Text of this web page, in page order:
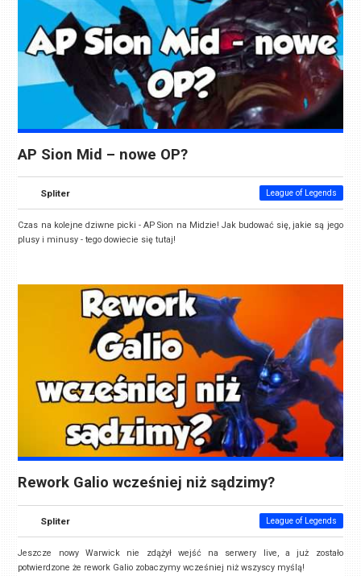
AP Sion Mid – nowe OP?
Spliter League of Legends
Czas na kolejne dziwne picki - AP Sion na Midzie! Jak budować się, jakie są jego
plusy i minusy - tego dowiecie się tutaj!
Rework Galio wcześniej niż sądzimy?
Spliter League of Legends
Jeszcze nowy Warwick nie zdążył wejść na serwery live, a już zostało
potwierdzone że rework Galio zobaczymy wcześniej niż wszyscy myślą!